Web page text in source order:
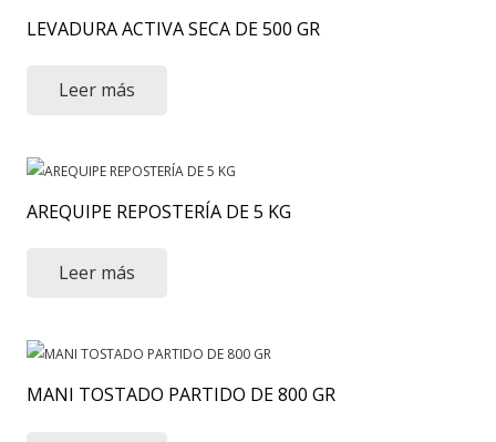
LEVADURA ACTIVA SECA DE 500 GR
Leer más
AREQUIPE REPOSTERÍA DE 5 KG
Leer más
MANI TOSTADO PARTIDO DE 800 GR